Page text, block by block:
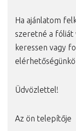
Ha ajánlatom
szeretné a fóliát
keressen vagy
Üdvözlettel!
Az ön telepítője